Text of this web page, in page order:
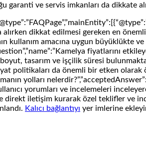
garanti ve servis imkanları da dikkate
alırken dikkat edilmesi gereken en
kullanım amacına uygun büyüklükte
fiyatlarını
tasarım ve işçilik süresi
politikaları da önemli bir etken olarak
yolları
yorumları ve incelemeleri
direkt iletişim kurarak özel teklifler ve
Kalıcı bağlantıyı yer imlerine